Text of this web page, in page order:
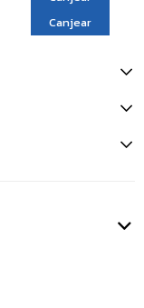
Canjear